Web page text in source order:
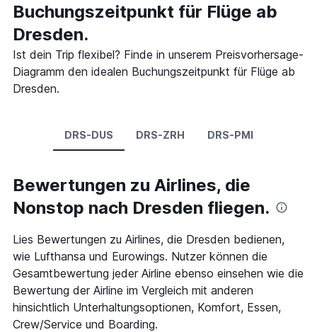
Buchungszeitpunkt für Flüge ab
Dresden.
Ist dein Trip flexibel? Finde in unserem Preisvorhersage-
Diagramm den idealen Buchungszeitpunkt für Flüge ab
Dresden.
DRS-DUS DRS-ZRH DRS-PMI
Bewertungen zu Airlines, die
Nonstop nach Dresden fliegen.
Lies Bewertungen zu Airlines, die Dresden bedienen,
wie Lufthansa und Eurowings. Nutzer können die
Gesamtbewertung jeder Airline ebenso einsehen wie die
Bewertung der Airline im Vergleich mit anderen
hinsichtlich Unterhaltungsoptionen, Komfort, Essen,
Crew/Service und Boarding.